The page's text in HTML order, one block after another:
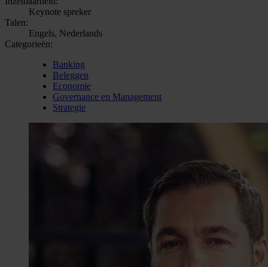
Keynote spreker
Talen:
Engels, Nederlands
Categorieën:
Banking
Beleggen
Economie
Governance en Management
Strategie